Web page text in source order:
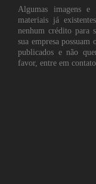
Algumas imagens e
materiais já
nenhum crédito para
sua empresa possuam
publicados e não
favor, entre em